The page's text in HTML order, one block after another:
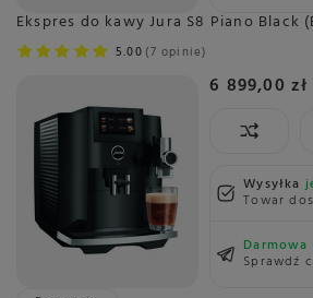
Ekspres do kawy Jura S8 Piano Black
5.00 7 opinie
6 899,00 zł
Wysyłka
Towar
Sprawdź